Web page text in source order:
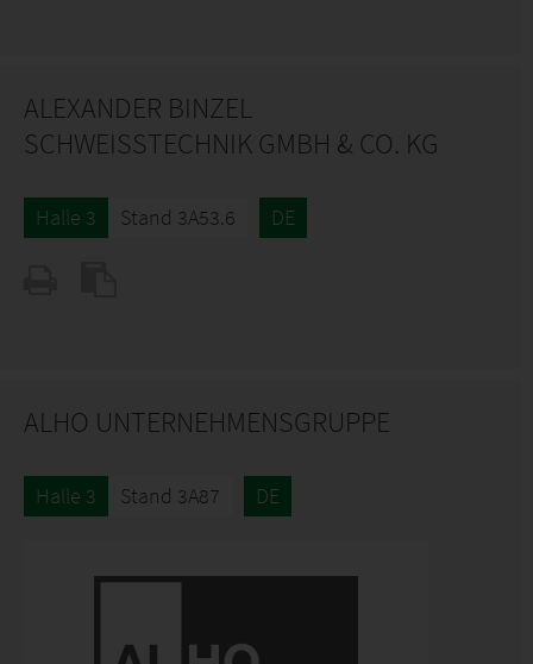
ALEXANDER BINZEL
SCHWEISSTECHNIK GMBH & CO. KG
Halle 3 Stand 3A53.6 DE
ALHO UNTERNEHMENSGRUPPE
Halle 3 Stand 3A87 DE